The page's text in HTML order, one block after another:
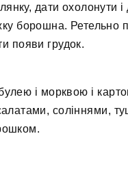
дати охолонути і
борошна. Ретельно
появи грудок.
і морквою і
соліннями,